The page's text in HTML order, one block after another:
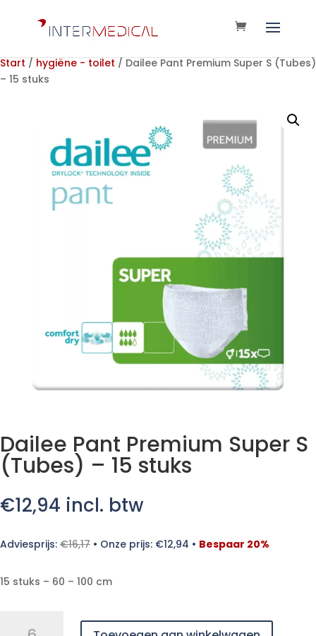
Start / hygiëne - toilet / Dailee Pant Premium Super S (Tubes)
– 15 stuks
Dailee Pant Premium Super S
(Tubes) – 15 stuks
€12,94 incl. btw
Adviesprijs: €16,17 • Onze prijs: €12,94 • Bespaar 20%
15 stuks – 60 – 100 cm